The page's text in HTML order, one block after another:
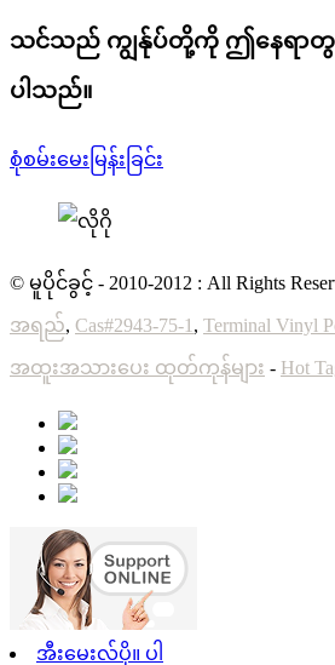
သင်သည် ကျွန်ုပ်တို့ကို ဤနေရာ
ပါသည်။
စုံစမ်းမေးမြန်းခြင်း
© မူပိုင်ခွင့် - 2010-2012 : All Rights
အရည်, Cas#2943-75-1 , Terminal Vinyl
အထူးအသားပေး ထုတ်ကုန်များ - Hot
အီးမေးလ်ပို။ ပါ